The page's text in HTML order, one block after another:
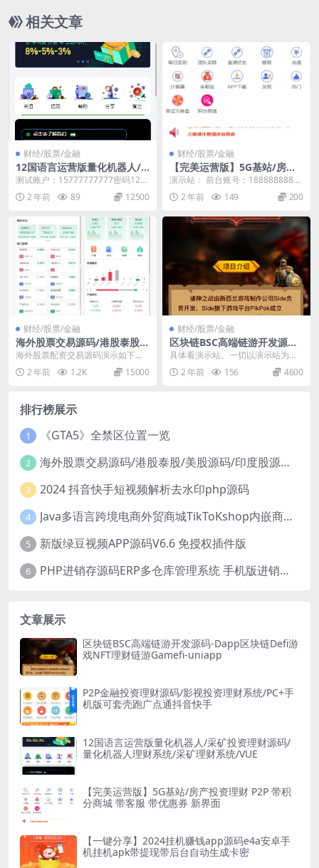
相关文章
财经/股票/金融
12国语言运营版量化机器人/
采矿投资理财源码/量化机器人
理财系统/采矿理财系统/VUE
测试账户：15777777777密码123
456 更新日志：2024-04-14...
2 年前 89 12500
财经/股票/金融
【完美运营版】5G基站/房产
投资理财 P2P 带积分商城 带
客服 带优惠券 新界面
演示站： 前台账号：18888888888
前台密码：123456 后台账号：a...
2 年前 149 200
财经/股票/金融
海外股票交易源码/港股泰股/
美股源码/印度股源码/马拉西
亚股票源码/国际股票配资
海外股票配资交易源码演示如下：
演示地址在下 账号：13333333333
密码...2 年前 1.2K 15000
财经/股票/金融
区块链BSC高端链游开发源码-
Dapp区块链Defi游戏NFT理
财链游Gamefi-uniapp
具体看演示站。一切以演示站为主
购买前需要了解的一些事 1、源码
属于虚拟产品，购...
2 年前 156 4600
排行榜展示
1 《GTA5》全禁区位置一览
2 海外股票交易源码/港股泰股/美股源码/印度股源码/马拉西亚股票源码/国际股票配资
3 2024 抖音快手短视频解析去水印php源码
4 Java多语言跨境电商外贸商城TikToKshop内嵌商城I商家入驻I一键铺
5 新版绿豆视频APP源码V6.6 免授权插件版
6 PHP进销存源码ERP多仓库管理系统 手机版进销存 php网络版进销存小程序
文章展示
区块链BSC高端链游开发源码-Dapp区块链Defi游
戏NFT理财链游Gamefi-uniapp
P2P金融投资理财源码/影视投资理财系统/PC+手
机版可套壳跑广点通抖音快手
12国语言运营版量化机器人/采矿投资理财源码/
量化机器人理财系统/采矿理财系统/VUE
【完美运营版】5G基站/房产投资理财 P2P 带积
分商城 带客服 带优惠券 新界面
【一键分享】2024挂机赚钱app源码e4a安卓手
机挂机apk带提现带后台自动生成卡密